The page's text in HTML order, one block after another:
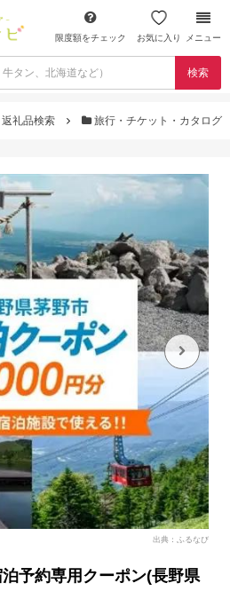
限度額をチェック お気に入り メニュー
検索
返礼品検索 旅行・チケット・カタログ
出典：ふるなび
予約専用クーポン(長野県